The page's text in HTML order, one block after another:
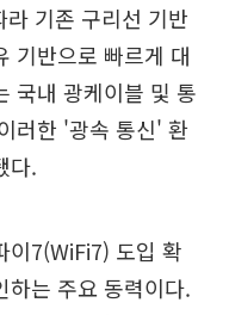
기존 구리선 기반
기반으로 빠르게 대
국내 광케이블 및 통
러한 '광속 통신' 환
다.
이7(WiFi7) 도입 확
하는 주요 동력이다.